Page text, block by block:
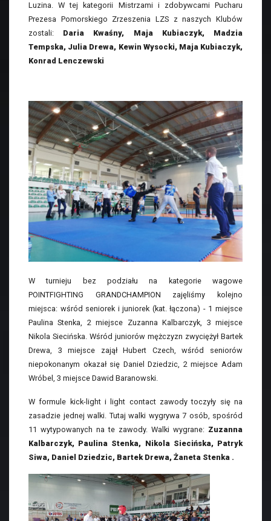
Luzina. W tej kategorii Mistrzami i zdobywcami Pucharu
Prezesa Pomorskiego Zrzeszenia LZS z naszych Klubów
zostali: Daria Kwaśny, Maja Kubiaczyk, Madzia
Tempska, Julia Drewa, Kewin Wysocki, Maja Kubiaczyk,
Konrad Lenczewski
W turnieju bez podziału na kategorie wagowe
POINTFIGHTING GRANDCHAMPION zajęliśmy kolejno
miejsca: wśród seniorek i juniorek (kat. łączona) - 1 miejsce
Paulina Stenka, 2 miejsce Zuzanna Kalbarczyk, 3 miejsce
Nikola Siecińska. Wśród juniorów mężczyzn zwyciężył Bartek
Drewa, 3 miejsce zajął Hubert Czech, wśród seniorów
niepokonanym okazał się Daniel Dziedzic, 2 miejsce Adam
Wróbel, 3 miejsce Dawid Baranowski.
W formule kick-light i light contact zawody toczyły się na
zasadzie jednej walki. Tutaj walki wygrywa 7 osób, spośród
11 wytypowanych na te zawody. Walki wygrane: Zuzanna
Kalbarczyk, Paulina Stenka, Nikola Siecińska, Patryk
Siwa, Daniel Dziedzic, Bartek Drewa, Żaneta Stenka .